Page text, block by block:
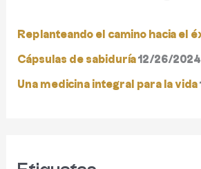
p
o
r
Replanteando el camino hacia el
Cápsulas de sabiduría 12/26/2024
Una medicina integral para la vida